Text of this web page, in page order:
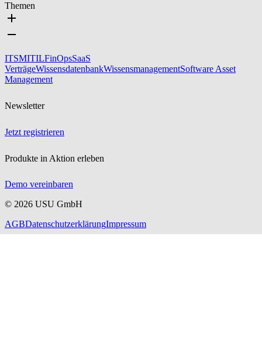
Themen
ITSMITILFinOpsSaaS
VerträgeWissensdatenbankWissensmanagementSoftware Asset
Management
Newsletter
Jetzt registrieren
Produkte in Aktion erleben
Demo vereinbaren
© 2026 USU GmbH
AGBDatenschutzerklärungImpressum